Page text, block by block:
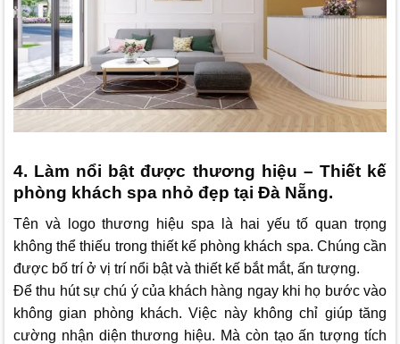
4. Làm nổi bật được thương hiệu – Thiết kế
phòng khách spa nhỏ đẹp tại Đà Nẵng.
Tên và logo thương hiệu spa là hai yếu tố quan trọng
không thể thiếu trong thiết kế phòng khách spa. Chúng cần
được bố trí ở vị trí nổi bật và thiết kế bắt mắt, ấn tượng.
Để thu hút sự chú ý của khách hàng ngay khi họ bước vào
không gian phòng khách. Việc này không chỉ giúp tăng
cường nhận diện thương hiệu. Mà còn tạo ấn tượng tích